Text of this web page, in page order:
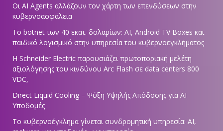
Οι AI Agents αλλάζουν τον χάρτη των επενδύσεων στην
κυβερνοασφάλεια
Το botnet των 40 εκατ. δολαρίων: AI, Android TV Boxes και
παιδικό λογισμικό στην υπηρεσία του κυβερνοεγκλήματος
Η Schneider Electric παρουσιάζει πρωτοποριακή μελέτη
αξιολόγησης του κινδύνου Arc Flash σε data centers 800
VDC,
Direct Liquid Cooling – Ψύξη Υψηλής Απόδοσης για AI
Υποδομές
Το κυβερνοέγκλημα γίνεται συνδρομητική υπηρεσία: AI,